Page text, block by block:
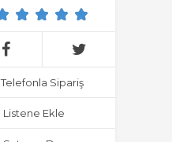
Telefonla Sipariş
Listene Ekle